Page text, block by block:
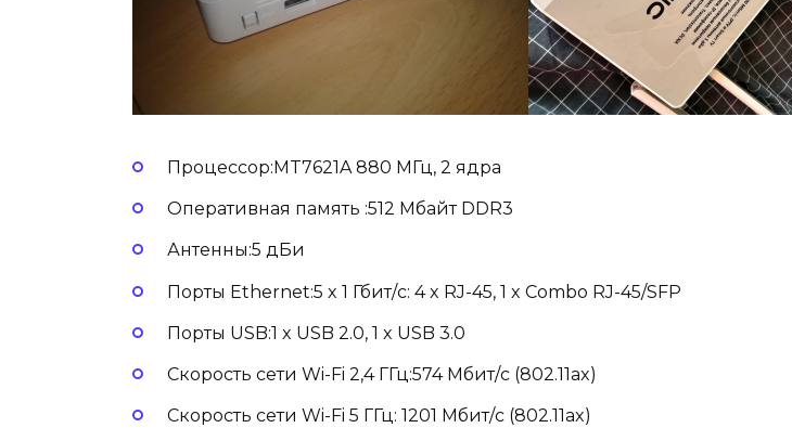
Процессор:MT7621A 880 МГц, 2 ядра
Оперативная память :512 Мбайт DDR3
Антенны:5 дБи
Порты Ethernet:5 x 1 Гбит/с: 4 x RJ-45, 1 x Combo RJ-45/SFP
Порты USB:1 x USB 2.0, 1 x USB 3.0
Скорость сети Wi-Fi 2,4 ГГц:574 Мбит/с (802.11ax)
Скорость сети Wi-Fi 5 ГГц: 1201 Мбит/с (802.11ax)